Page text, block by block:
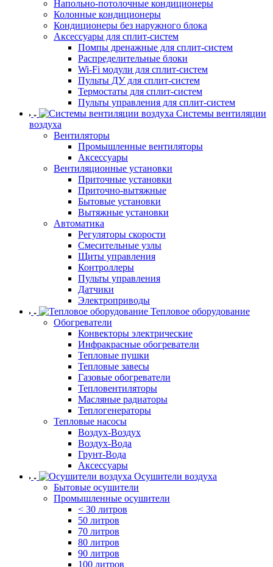
Напольно-потолочные кондиционеры
Колонные кондиционеры
Кондиционеры без наружного блока
Аксессуары для сплит-систем
Помпы дренажные для сплит-систем
Распределительные блоки
Wi-Fi модули для сплит-систем
Пульты ДУ для сплит-систем
Термостаты для сплит-систем
Пульты управления для сплит-систем
Системы вентиляции
воздуха
Вентиляторы
Промышленные вентиляторы
Аксессуары
Вентиляционные установки
Приточные установки
Приточно-вытяжные
Бытовые установки
Вытяжные установки
Автоматика
Регуляторы скорости
Смесительные узлы
Щиты управления
Контроллеры
Пульты управления
Датчики
Электроприводы
Тепловое оборудование
Обогреватели
Конвекторы электрические
Инфракрасные обогреватели
Тепловые пушки
Тепловые завесы
Газовые обогреватели
Тепловентиляторы
Масляные радиаторы
Теплогенераторы
Тепловые насосы
Воздух-Воздух
Воздух-Вода
Грунт-Вода
Аксессуары
Осушители воздуха
Бытовые осушители
Промышленные осушители
< 30 литров
50 литров
70 литров
80 литров
90 литров
100 литров